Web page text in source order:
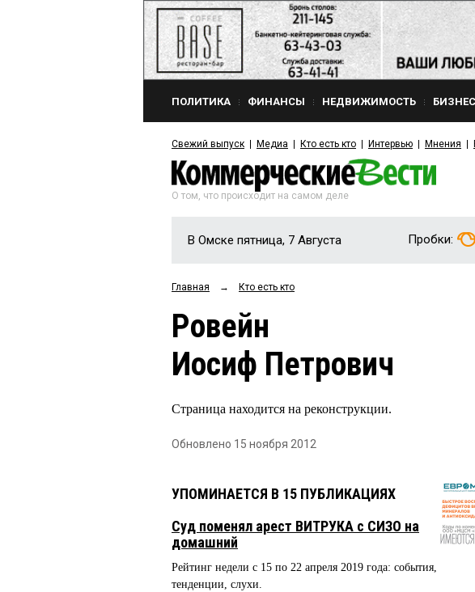
ПОЛИТИКА ФИНАНСЫ НЕДВИЖИМОСТЬ БИЗНЕС
Свежий выпуск Медиа Кто есть кто Интервью Мнения
О том, что происходит на самом деле
В Омске пятница, 7 Августа Пробки:
Главная → Кто есть кто
Ровейн
Иосиф Петрович
Страница находится на реконструкции.
Обновлено 15 ноября 2012
УПОМИНАЕТСЯ В 15 ПУБЛИКАЦИЯХ
Суд поменял арест ВИТРУКА с СИЗО на
домашний
Рейтинг недели с 15 по 22 апреля 2019 года: события,
тенденции, слухи.